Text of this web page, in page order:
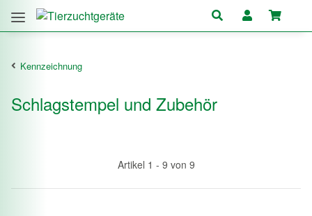
Kennzeichnung
Schlagstempel und Zubehör
Artikel 1 - 9 von 9